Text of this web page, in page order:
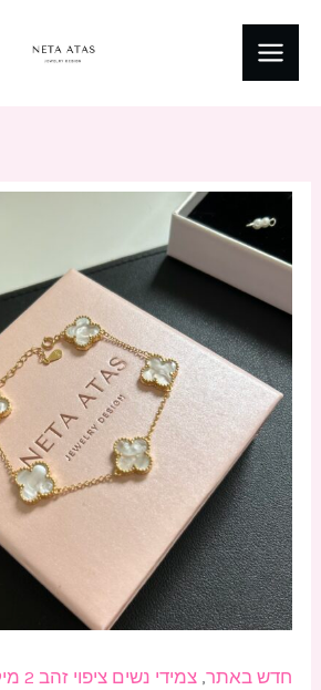
לתוכן
חדש באתר,צמידי נשים ציפוי זהב 2 מיקרון
צמיד
תילתן
מציפוי
זהב
2
מיקרון